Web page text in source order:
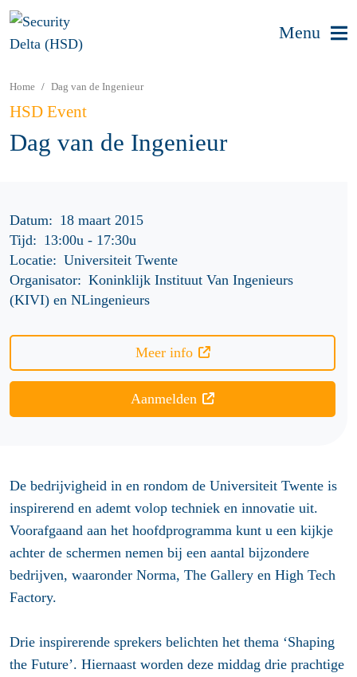
Menu
Home Dag van de Ingenieur
HSD Event
Dag van de Ingenieur
Datum: 18 maart 2015
Tijd: 13:00u- 17:30u
Locatie: Universiteit Twente
Organisator: Koninklijk Instituut Van Ingenieurs
(KIVI) en NLingenieurs
Meer info
Aanmelden
De bedrijvigheid in en rondom de Universiteit Twente is
inspirerend en ademt volop techniek en innovatie uit.
Voorafgaand aan het hoofdprogramma kunt u een kijkje
achter de schermen nemen bij een aantal bijzondere
bedrijven, waaronder Norma, The Gallery en High Tech
Factory.
Drie inspirerende sprekers belichten het thema ‘Shaping
the Future’. Hiernaast worden deze middag drie prachtige